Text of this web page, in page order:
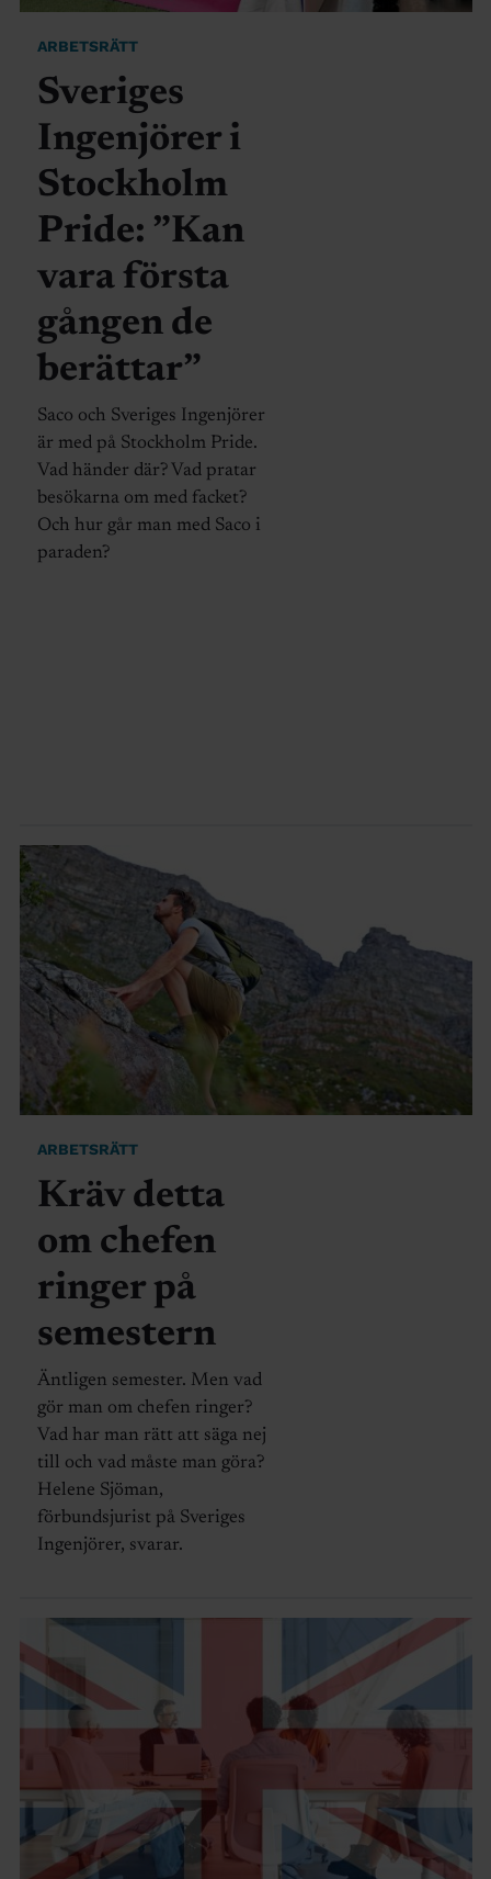
ARBETSRÄTT
Sveriges
Ingenjörer i
Stockholm
Pride: ”Kan
vara första
gången de
berättar”
Saco och Sveriges Ingenjörer
är med på Stockholm Pride.
Vad händer där? Vad pratar
besökarna om med facket?
Och hur går man med Saco i
paraden?
ARBETSRÄTT
Kräv detta
om chefen
ringer på
semestern
Äntligen semester. Men vad
gör man om chefen ringer?
Vad har man rätt att säga nej
till och vad måste man göra?
Helene Sjöman,
förbundsjurist på Sveriges
Ingenjörer, svarar.